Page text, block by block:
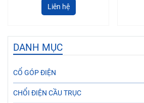
Liên hệ
DANH MỤC
CỔ GÓP ĐIỆN
CHỔI ĐIỆN CẦU TRỤC